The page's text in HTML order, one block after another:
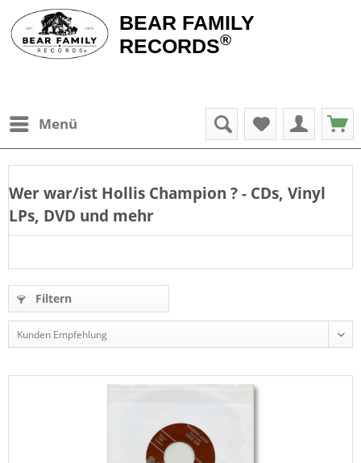
BEAR FAMILY
RECORDS®
Menü
Wer war/ist Hollis Champion ? - CDs, Vinyl
LPs, DVD und mehr
Filtern